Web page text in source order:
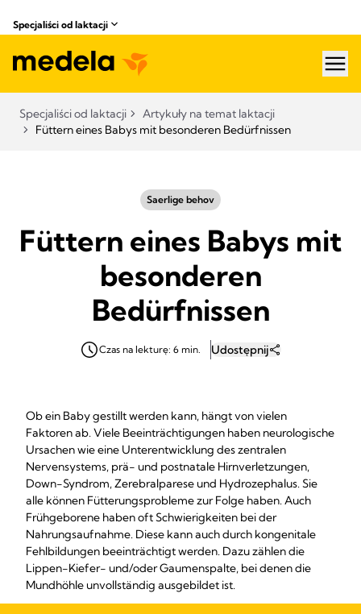
Specjaliści od laktacji
Specjaliści od laktacji
Artykuły na temat laktacji
Füttern eines Babys mit besonderen Bedürfnissen
Saerlige behov
Füttern eines Babys mit
besonderen
Bedürfnissen
Czas na lekturę: 6 min. Udostępnij
Ob ein Baby gestillt werden kann, hängt von vielen
Faktoren ab. Viele Beeinträchtigungen haben neurologische
Ursachen wie eine Unterentwicklung des zentralen
Nervensystems, prä- und postnatale Hirnverletzungen,
Down-Syndrom, Zerebralparese und Hydrozephalus. Sie
alle können Fütterungsprobleme zur Folge haben. Auch
Frühgeborene haben oft Schwierigkeiten bei der
Nahrungsaufnahme. Diese kann auch durch kongenitale
Fehlbildungen beeinträchtigt werden. Dazu zählen die
Lippen-Kiefer- und/oder Gaumenspalte, bei denen die
Mundhöhle unvollständig ausgebildet ist.